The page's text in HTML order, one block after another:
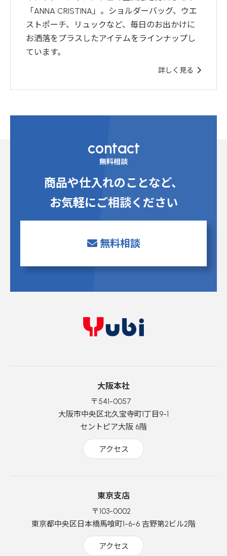
「ANNA CRISTINA」。ショルダーバッグ、ウエ
ストポーチ、リュックなど、毎日のお出かけに
お洒落をプラスしたアイテムをラインナップし
ています。
詳しく見る
contact
無料相談
商品や仕入れのことなど、
お気軽にご相談ください
無料相談
大阪本社
〒541-0057
大阪市中央区北久宝寺町1丁目9-1
セントピア大阪 6階
アクセス
東京支店
〒103-0002
東京都中央区日本橋馬喰町1-6-6 吉野第2ビル2階
アクセス